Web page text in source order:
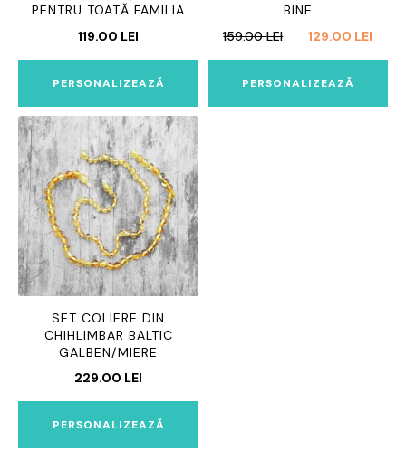
PENTRU TOATĂ FAMILIA
119.00 LEI
PERSONALIZEAZĂ
BINE
159.00LEI
PREȚUL
129.00 LEI
PERSONALIZEAZĂ
SET COLIERE DIN
CHIHLIMBAR BALTIC
GALBEN/MIERE
229.00 LEI
PERSONALIZEAZĂ